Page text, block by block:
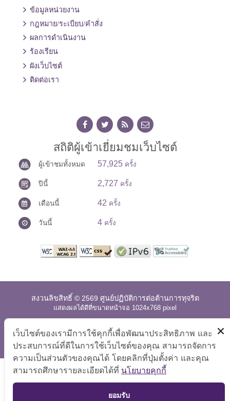
ข้อมูลหน่วยงาน
กฎหมาย/ระเบียบ/คำสั่ง
ผลการดำเนินงาน
ร้องเรียน
ผังเว็บไซต์
ติดต่อเรา
สถิติผู้เข้าเยี่ยมชมเว็บไซต์
ผู้เข้าชมทั้งหมด 57,925 ครั้ง
ปีนี้ 2,727 ครั้ง
เดือนนี้ 42 ครั้ง
วันนี้ 4 ครั้ง
สงวนลิขสิทธิ์ © 2569 ศูนย์ปฏิบัติการต่อต้านการทุจริต
แสดงผลได้ดีที่ขนาดหน้าจอ 1024x768 pixel
แผนผังเว็บไซต์ คำถามที่พบบ่อย นโยบายเว็บไซต์
|
การปฏิเสธความรับผิด
TOP
เว็บไซต์ของเรามีการใช้คุกกี้เพื่อพัฒนาประสิทธิภาพ และ
ประสบการณ์ที่ดีในการใช้เว็บไซต์ของคุณ สามารถจัดการ
ความเป็นส่วนตัวของคุณได้ โดยคลิกที่ปุ่มตั้งค่า และคุณ
สามารถศึกษารายละเอียดได้ที่ นโยบายคุกกี้
ยอมรับ